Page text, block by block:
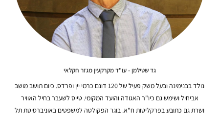
גד שטילמן - עו"ד מקרקעין מגזר חקלאי
נולד בבנימינה ובעל משק פעיל של 120 דונם כרמי יין ופרדס. כיום תושב מושב
אביחיל ושימש גם כיו"ר האגודה והועד המקומי. טייס לשעבר בחיל האוויר
ושרת גם כתובע בפרקליטות ח"א. בוגר הפקולטה למשפטים באוניברסיטת תל